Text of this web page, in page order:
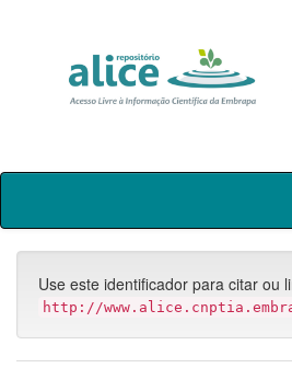
Skip
Use este identificador para citar ou
http://